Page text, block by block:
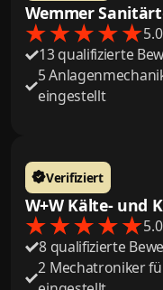
Wemmer
13 qualifizierte
5
eingestellt
W+W Kälte- und
Verifiziert
8 qualifizierte
2 Mechatroniker